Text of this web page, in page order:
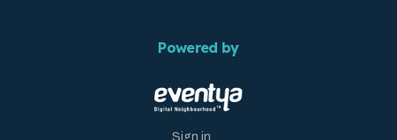
Powered by
Sign in